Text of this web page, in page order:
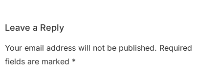
Leave a Reply
Your email address will not be published. Required
fields are marked *